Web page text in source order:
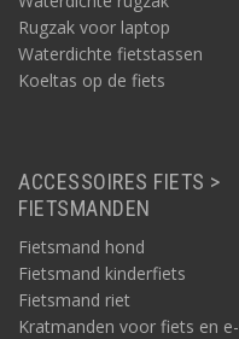
Rugzak voor laptop
Waterdichte fietstassen
Koeltas op de fiets
ACCESSOIRES FIETS >
FIETSMANDEN
Fietsmand hond
Fietsmand kinderfiets
Fietsmand riet
Kratmanden voor fiets en e-